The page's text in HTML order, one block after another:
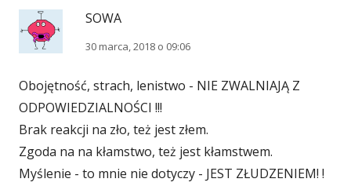
SOWA
30 marca, 2018 o 09:06
Obojętność, strach, lenistwo - NIE ZWALNIAJĄ Z
ODPOWIEDZIALNOŚCI !!!
Brak reakcji na zło, też jest złem.
Zgoda na na kłamstwo, też jest kłamstwem.
Myślenie - to mnie nie dotyczy - JEST ZŁUDZENIEM! !